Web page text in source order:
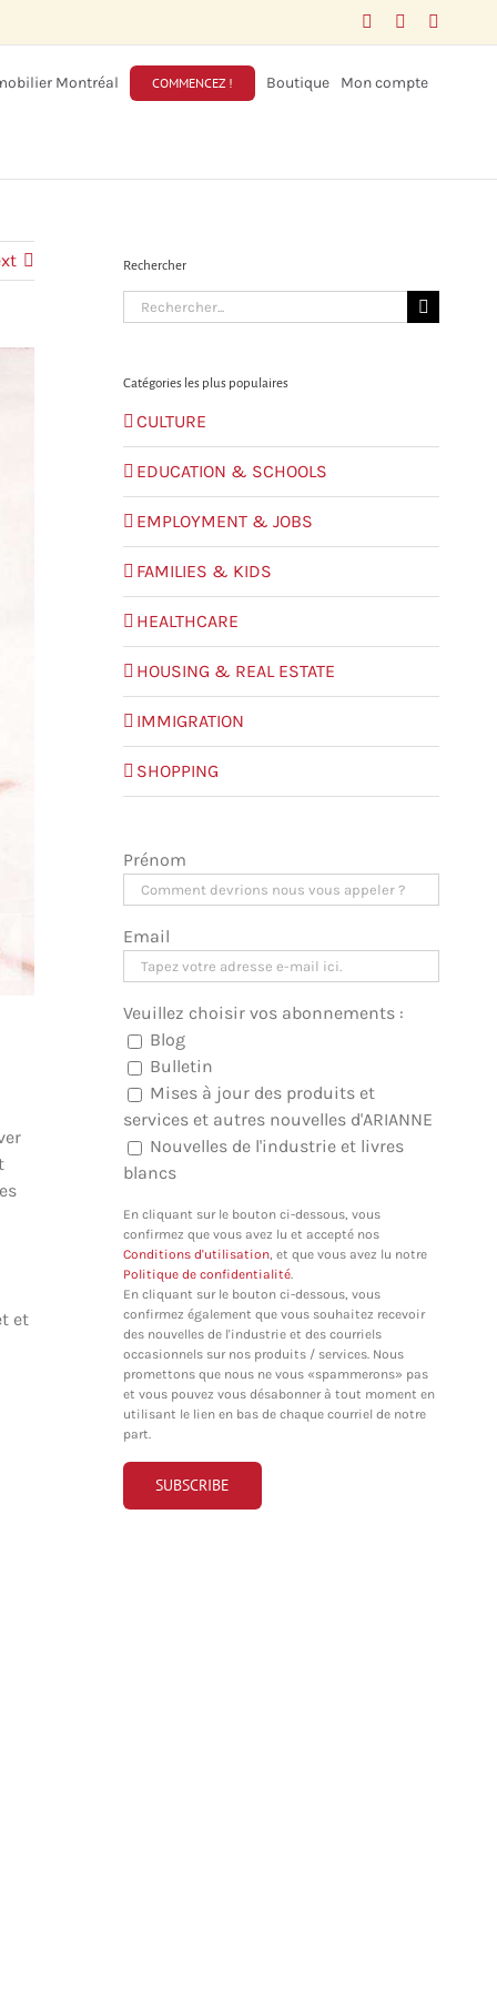
FacebookLinkedIn
Montréal COMMENCEZ ! Boutique Mon compte
et
Rechercher
Search
for:
Catégories les plus populaires
CULTURE
EDUCATION & SCHOOLS
EMPLOYMENT & JOBS
FAMILIES & KIDS
HEALTHCARE
HOUSING & REAL ESTATE
IMMIGRATION
SHOPPING
Prénom
Email
Veuillez choisir vos abonnements :
Blog
Bulletin
Mises à jour des produits et
services et autres nouvelles d'ARIANNE
Nouvelles de l'industrie et livres
blancs
En cliquant sur le bouton ci-dessous, vous
confirmez que vous avez lu et accepté nos
Conditions d'utilisation, et que vous avez lu notre
Politique de confidentialité.
En cliquant sur le bouton ci-dessous, vous
confirmez également que vous souhaitez recevoir
des nouvelles de l'industrie et des courriels
occasionnels sur nos produits / services. Nous
promettons que nous ne vous «spammerons» pas
et vous pouvez vous désabonner à tout moment en
utilisant le lien en bas de chaque courriel de notre
part.